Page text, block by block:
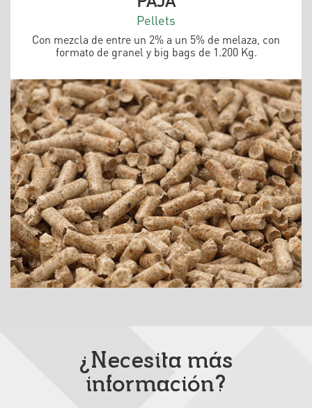
Pellets
Con mezcla de entre un 2% a un 5% de melaza, con
formato de granel y big bags de 1.200 Kg.
¿Necesita más
información?